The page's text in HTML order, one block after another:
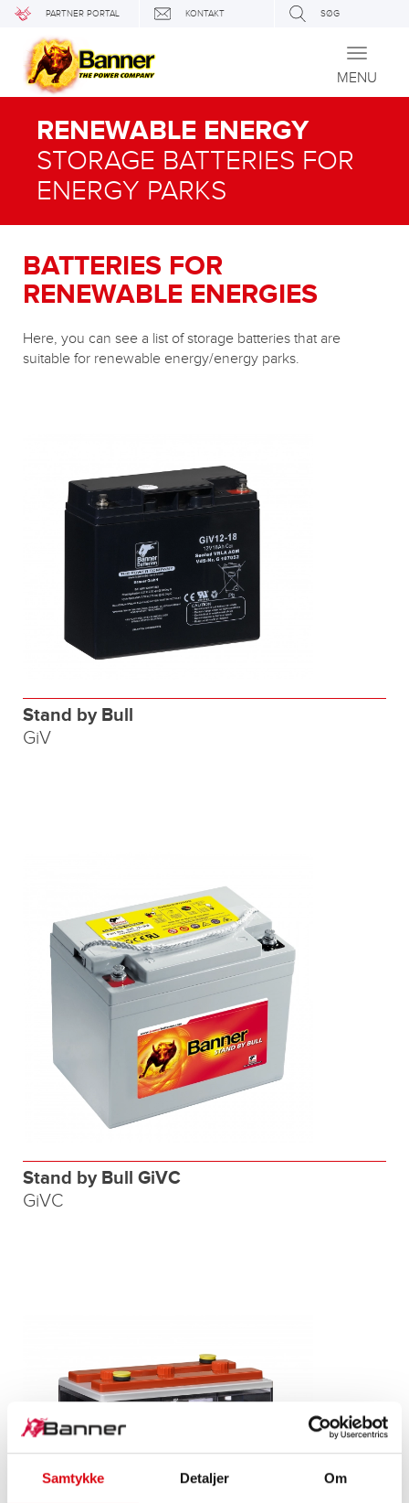
Samtykke Detaljer Om
PARTNER PORTAL KONTAKT SØG
Toggle
MENU
RENEWABLE ENERGY
STORAGE BATTERIES FOR
ENERGY PARKS
BATTERIES FOR
RENEWABLE ENERGIES
Here, you can see a list of storage batteries that are
suitable for renewable energy/energy parks.
Stand by Bull
GiV
Stand by Bull GiVC
GiVC